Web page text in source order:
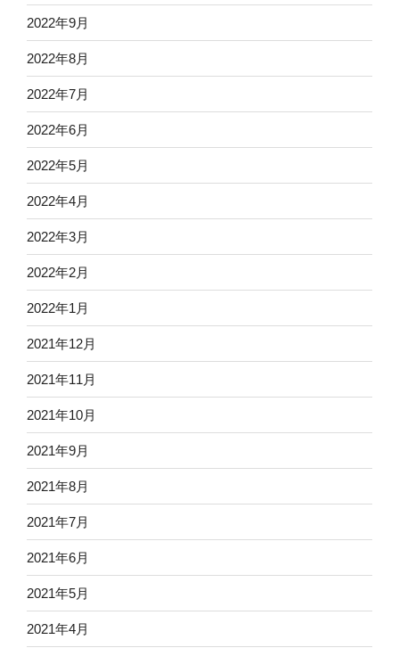
2022年9月
2022年8月
2022年7月
2022年6月
2022年5月
2022年4月
2022年3月
2022年2月
2022年1月
2021年12月
2021年11月
2021年10月
2021年9月
2021年8月
2021年7月
2021年6月
2021年5月
2021年4月